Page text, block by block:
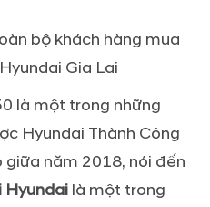
bộ khách hàng mua
Gia Lai
là một trong những
Hyundai Thành Công
năm 2018, nói đến
Hyundai là một trong